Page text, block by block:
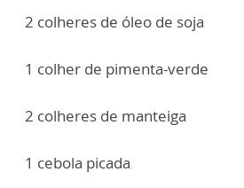
2 colheres de óleo de soja
1 colher de pimenta-verde
2 colheres de manteiga
1 cebola picada